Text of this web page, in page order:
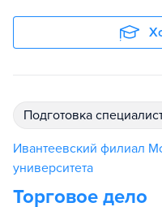
подготовка
Ивантеевский филиал
университета
Торговое дело